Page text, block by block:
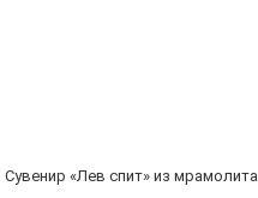
Суве­нир «Лев спит» из мра­мо­ли­та